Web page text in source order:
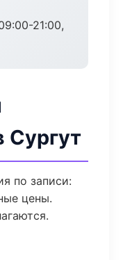
21:00,
Сургут
по записи:
цены.